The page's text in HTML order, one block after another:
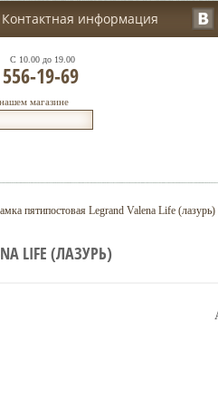
Контактная информация
магазине
С 10.00 до 19.00
556-19-69
пятипостовая Legrand Valena Life (лазурь)
LIFE (ЛАЗУРЬ)